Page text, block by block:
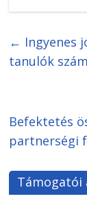
← Ingyenes
tanulók
Befektetés
partnerségi
Támogatói